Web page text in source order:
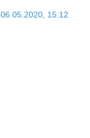
06.05.2020, 15:12